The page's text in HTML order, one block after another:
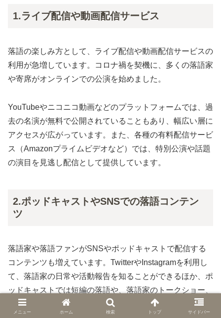
1.ライブ配信や動画配信サービス
落語の楽しみ方として、ライブ配信や動画配信サービスの
利用が急増しています。コロナ禍を契機に、多くの落語家
や寄席がオンラインでの公演を始めました。
YouTubeやニコニコ動画などのプラットフォームでは、過
去の名演が無料で公開されていることもあり、幅広い層に
アクセスが広がっています。また、各種の有料配信サービ
ス（Amazonプライムビデオなど）では、特別公演や話題
の演目を見逃し配信として提供しています。
2.ポッドキャストやSNSでの落語コンテン
ツ
落語家や落語ファンがSNSやポッドキャストで配信する
コンテンツも増えています。TwitterやInstagramを利用し
て、落語家の日常や活動報告を知ることができるほか、ポ
ッドキャストでは短編の落語や、落語家のトークショー、
落語の解説などを手軽に楽しむことができます。
メニュー ホーム 検索 トップ サイドバー